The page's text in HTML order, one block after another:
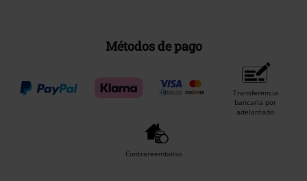
Métodos de pago
Transferencia
bancaria por
adelantado
Contrareembolso